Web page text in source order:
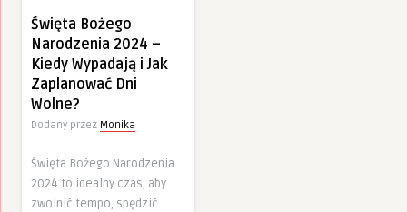
Święta Bożego
Narodzenia 2024 –
Kiedy Wypadają i Jak
Zaplanować Dni
Wolne?
Dodany przez Monika
Święta Bożego Narodzenia
2024 to idealny czas, aby
zwolnić tempo, spędzić